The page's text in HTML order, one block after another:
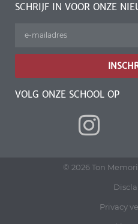
SCHRIJF IN VOOR ONZE
VOLG ONZE SCHOOL OP
© 2026 Ton
Privacy